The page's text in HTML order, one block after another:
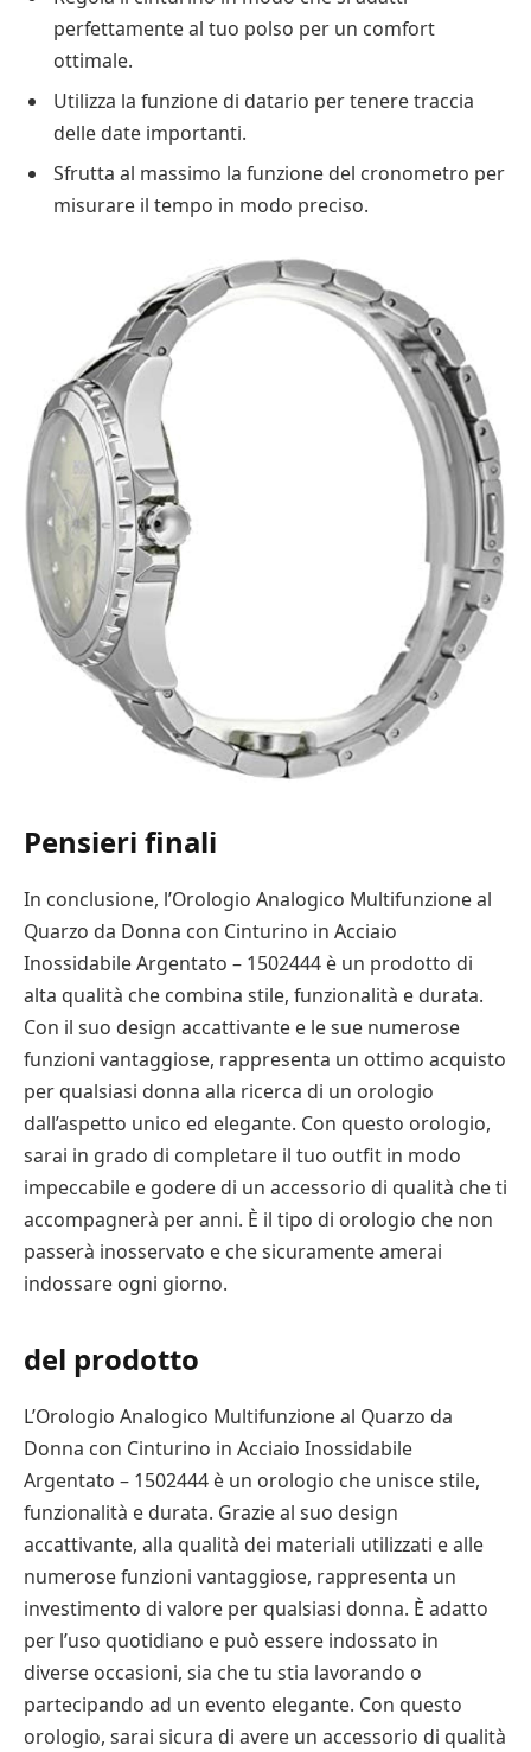
perfettamente al tuo polso per un comfort
ottimale.
Utilizza la funzione di datario per tenere traccia
delle date importanti.
Sfrutta al massimo la funzione del cronometro per
misurare il tempo in modo preciso.
Pensieri finali
In conclusione, l’Orologio Analogico Multifunzione al
Quarzo da Donna con Cinturino in Acciaio
Inossidabile Argentato – 1502444 è un prodotto di
alta qualità che combina stile, funzionalità e durata.
Con il suo design accattivante e le sue numerose
funzioni vantaggiose, rappresenta un ottimo acquisto
per qualsiasi donna alla ricerca di un orologio
dall’aspetto unico ed elegante. Con questo orologio,
sarai in grado di completare il tuo outfit in modo
impeccabile e godere di un accessorio di qualità che ti
accompagnerà per anni. È il tipo di orologio che non
passerà inosservato e che sicuramente amerai
indossare ogni giorno.
del prodotto
L’Orologio Analogico Multifunzione al Quarzo da
Donna con Cinturino in Acciaio Inossidabile
Argentato – 1502444 è un orologio che unisce stile,
funzionalità e durata. Grazie al suo design
accattivante, alla qualità dei materiali utilizzati e alle
numerose funzioni vantaggiose, rappresenta un
investimento di valore per qualsiasi donna. È adatto
per l’uso quotidiano e può essere indossato in
diverse occasioni, sia che tu stia lavorando o
partecipando ad un evento elegante. Con questo
orologio, sarai sicura di avere un accessorio di qualità